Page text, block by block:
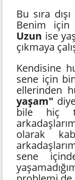
Bu sıra
Benim için
Uzun ise
çıkmaya
Kendisine
sene için
ellerinden
yaşam"
bile hiç
olarak
sene